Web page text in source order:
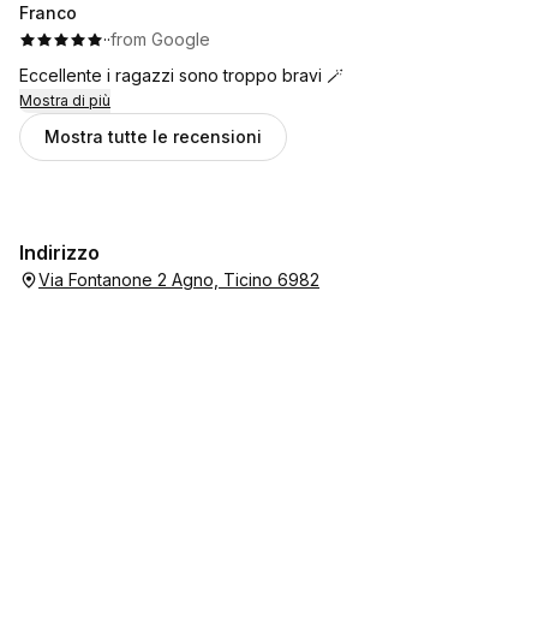
Franco
··from Google
Eccellente i ragazzi sono troppo bravi 🪄
Mostra di più
Mostra tutte le recensioni
Indirizzo
Via Fontanone 2 Agno, Ticino 6982